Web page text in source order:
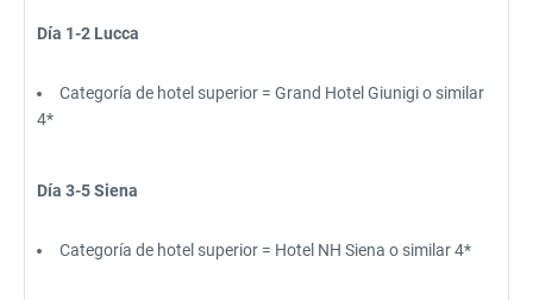
Día 1-2 Lucca
Categoría de hotel superior = Grand Hotel Giunigi o similar
4*
Día 3-5 Siena
Categoría de hotel superior = Hotel NH Siena o similar 4*